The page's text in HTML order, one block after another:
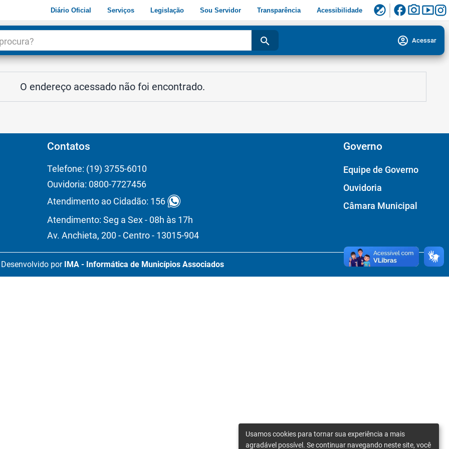
Diário Oficial Serviços Legislação Sou Servidor Transparência Acessibilidade flaky facebookphoto_camerasmart_display
search account_circle Acessar
O endereço acessado não foi encontrado.
Contatos
Telefone: (19) 3755-6010
Ouvidoria: 0800-7727456
Atendimento ao Cidadão: 156
Atendimento: Seg a Sex - 08h às 17h
Av. Anchieta, 200 - Centro - 13015-904
Governo
Equipe de Governo
Ouvidoria
Câmara Municipal
Desenvolvido por IMA - Informática de Municípios Associados
Usamos cookies para tornar sua experiência a mais
agradável possível. Se continuar navegando neste site, você